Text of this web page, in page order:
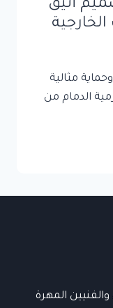
أنيق
مثالية
الدمام من
المهرة